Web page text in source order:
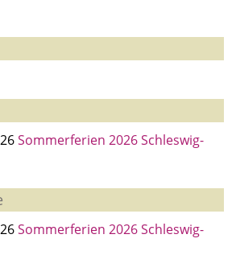
Sommerferien 2026 Schleswig-
Sommerferien 2026 Schleswig-